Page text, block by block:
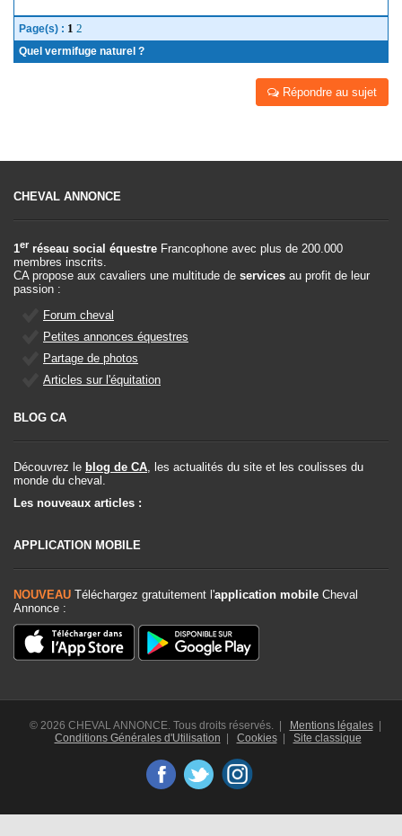
Page(s) : 1 2
Quel vermifuge naturel ?
Répondre au sujet
CHEVAL ANNONCE
1er réseau social équestre Francophone avec plus de 200.000
membres inscrits.
CA propose aux cavaliers une multitude de services au profit de leur
passion :
Forum cheval
Petites annonces équestres
Partage de photos
Articles sur l'équitation
BLOG CA
Découvrez le blog de CA, les actualités du site et les coulisses du
monde du cheval.
Les nouveaux articles :
APPLICATION MOBILE
NOUVEAU Téléchargez gratuitement l'application mobile Cheval
Annonce :
© 2026 CHEVAL ANNONCE. Tous droits réservés. | Mentions légales|
Conditions Générales d'Utilisation
Cookies| Site classique